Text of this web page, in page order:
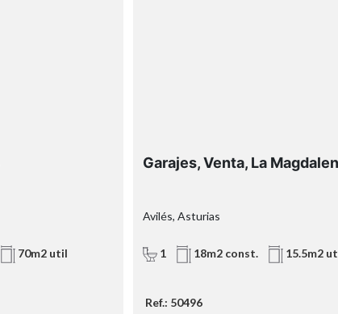
70m2 util
Garajes, Venta, La
Avilés, Asturias
1 18m2 const. 15.5m2
Ref.: 50496